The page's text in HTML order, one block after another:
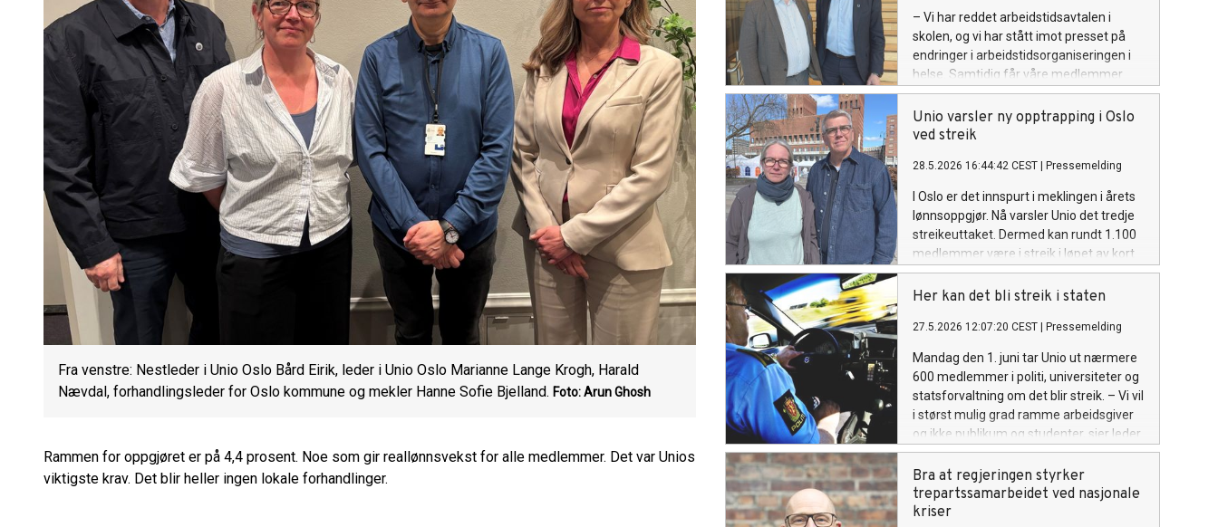
Fra venstre: Nestleder i Unio Oslo Bård Eirik, leder i Unio Oslo Marianne Lange Krogh, Harald
Nævdal, forhandlingsleder for Oslo kommune og mekler Hanne Sofie Bjelland. Foto: Arun Ghosh
Rammen for oppgjøret er på 4,4 prosent. Noe som gir reallønnsvekst for alle medlemmer. Det var Unios
viktigste krav. Det blir heller ingen lokale forhandlinger.
– Vi har reddet arbeidstidsavtalen i
skolen, og vi har stått imot presset på
endringer i arbeidstidsorganiseringen i
helse. Samtidig får våre medlemmer
reallønnsøkning, sier Unios
forhandlingsleder Geir Røsvoll.
Unio varsler ny opptrapping i Oslo
ved streik
28.5.2026 16:44:42 CEST Pressemelding
I Oslo er det innspurt i meklingen i årets
lønnsoppgjør. Nå varsler Unio det tredje
streikeuttaket. Dermed kan rundt 1.100
medlemmer være i streik i løpet av kort
tid dersom partene ikke blir enige.
Her kan det bli streik i staten
27.5.2026 12:07:20 CEST Pressemelding
Mandag den 1. juni tar Unio ut nærmere
600 medlemmer i politi, universiteter og
statsforvaltning om det blir streik. – Vi vil
i størst mulig grad ramme arbeidsgiver
og ikke publikum og studenter, sier leder
for konfliktberedskapen i Unio stat, Per
Anders Røsjorde.
Bra at regjeringen styrker
trepartssamarbeidet ved nasjonale
kriser